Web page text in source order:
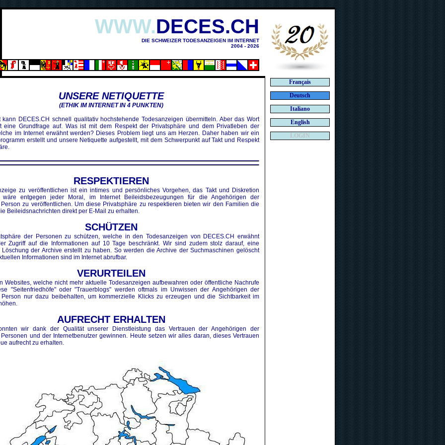
WWW.DECES.CH
DIE SCHWEIZER TODESANZEIGEN IM INTERNET
2004 - 2026
UNSERE NETIQUETTE
(ETHIK IM INTERNET IN 4 PUNKTEN)
kann DECES.CH schnell qualitativ hochstehende Todesanzeigen übermitteln. Aber das Wort
eine Grundfrage auf. Was ist mit dem Respekt der Privatsphäre und dem Privatleben der
im Internet erwähnt werden? Dieses Problem liegt uns am Herzen. Daher haben wir ein
erstellt und unsere Netiquette aufgestellt, mit dem Schwerpunkt auf Takt und Respekt
RESPEKTIEREN
zu veröffentlichen ist ein intimes und persönliches Vorgehen, das Takt und Diskretion
wäre entgegen jeder Moral, im Internet Beileidsbezeugungen für die Angehörigen der
zu veröffentlichen. Um diese Privatsphäre zu respektieren bieten wir den Familien die
Beileidsnachrichten direkt per E-Mail zu erhalten.
SCHÜTZEN
der Personen zu schützen, welche in den Todesanzeigen von DECES.CH erwähnt
Zugriff auf die Informationen auf 10 Tage beschränkt. Wir sind zudem stolz darauf, eine
Löschung der Archive erstellt zu haben. So werden die Archive der Suchmaschinen gelöscht
Informationen sind im Internet abrufbar.
VERURTEILEN
Websites, welche nicht mehr aktuelle Todesanzeigen aufbewahren oder öffentliche Nachrufe
"Seitenfriedhöfe" oder "Trauerblogs" werden oftmals im Unwissen der Angehörigen der
Person nur dazu beibehalten, um kommerzielle Klicks zu erzeugen und die Sichtbarkeit im
AUFRECHT ERHALTEN
wir dank der Qualität unserer Dienstleistung das Vertrauen der Angehörigen der
und der Internetbenutzer gewinnen. Heute setzen wir alles daran, dieses Vertrauen
aufrecht zu erhalten.
Français
Deutsch
Italiano
English
LOGIN